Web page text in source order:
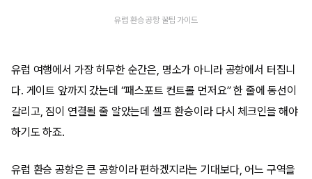
유럽 환승 공항 꿀팁 가이드
유럽 여행에서 가장 허무한 순간은, 명소가 아니라 공항에서 터집니
다. 게이트 앞까지 갔는데 “패스포트 컨트롤 먼저요” 한 줄에 동선이
갈리고, 짐이 연결될 줄 알았는데 셀프 환승이라 다시 체크인을 해야
하기도 하죠.
유럽 환승 공항은 큰 공항이라 편하겠지라는 기대보다, 어느 구역을